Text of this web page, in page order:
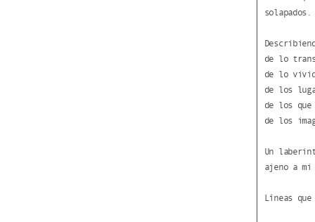
solapados.
de lo
de lo
de los
de los
de los
Un
ajeno a
Líneas